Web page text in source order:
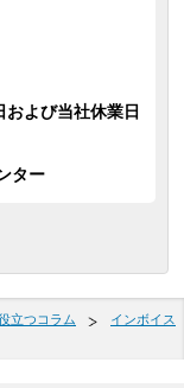
よび当社休業日
ター
立つコラム
インボイス